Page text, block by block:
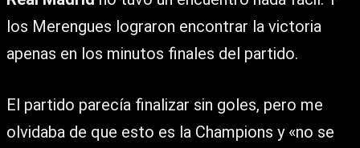
los Merengues lograron encontrar la victoria
apenas en los minutos finales del partido.
El partido parecía finalizar sin goles, pero me
olvidaba de que esto es la Champions y «no se